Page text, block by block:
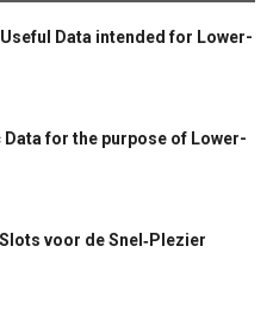
Data intended for Lower-
for the purpose of Lower-
voor de Snel‑Plezier